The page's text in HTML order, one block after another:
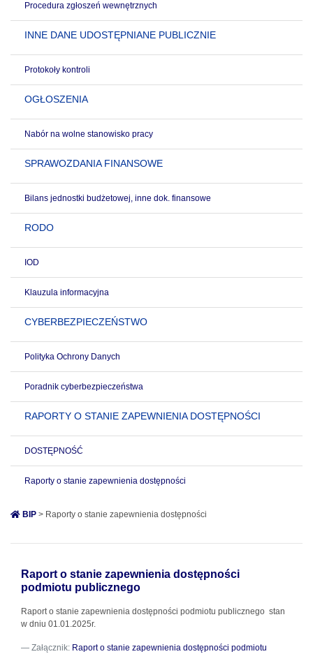
Procedura zgłoszeń wewnętrznych
INNE DANE UDOSTĘPNIANE PUBLICZNIE
Protokoły kontroli
OGŁOSZENIA
Nabór na wolne stanowisko pracy
SPRAWOZDANIA FINANSOWE
Bilans jednostki budżetowej, inne dok. finansowe
RODO
IOD
Klauzula informacyjna
CYBERBEZPIECZEŃSTWO
Polityka Ochrony Danych
Poradnik cyberbezpieczeństwa
RAPORTY O STANIE ZAPEWNIENIA DOSTĘPNOŚCI
DOSTĘPNOŚĆ
Raporty o stanie zapewnienia dostępności
BIP > Raporty o stanie zapewnienia dostępności
Raport o stanie zapewnienia dostępności
podmiotu publicznego
Raport o stanie zapewnienia dostępności podmiotu publicznego stan
w dniu 01.01.2025r.
Załącznik: Raport o stanie zapewnienia dostępności podmiotu